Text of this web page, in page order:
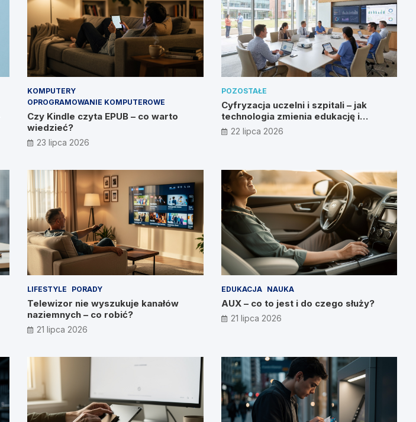
KOMPUTERY
OPROGRAMOWANIE KOMPUTEROWE
Czy Kindle czyta EPUB – co warto
wiedzieć?
23 lipca 2026
POZOSTAŁE
Cyfryzacja uczelni i szpitali – jak
technologia zmienia edukację i
zdrowie?
22 lipca 2026
LIFESTYLE PORADY
Telewizor nie wyszukuje kanałów
naziemnych – co robić?
21 lipca 2026
EDUKACJA NAUKA
AUX – co to jest i do czego służy?
21 lipca 2026